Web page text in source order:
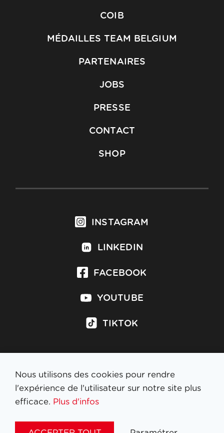
COIB
MÉDAILLES TEAM BELGIUM
PARTENAIRES
JOBS
PRESSE
CONTACT
SHOP
INSTAGRAM
LINKEDIN
FACEBOOK
YOUTUBE
TIKTOK
S'inscrire à la newsletter
Nous utilisons des cookies pour rendre
l'expérience de l'utilisateur sur notre site plus
efficace. Plus d'infos